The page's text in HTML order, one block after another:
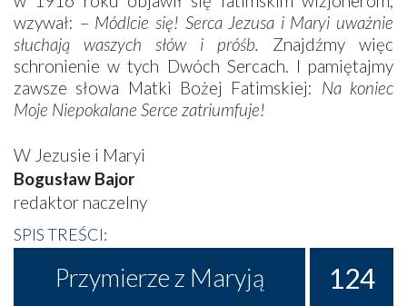
wzywał: – Módlcie się! Serca Jezusa i Maryi uważnie
słuchają waszych słów i próśb. Znajdźmy więc
schronienie w tych Dwóch Sercach. I pamiętajmy
zawsze słowa Matki Bożej Fatimskiej: Na koniec
Moje Niepokalane Serce zatriumfuje!
W Jezusie i Maryi
Bogusław Bajor
redaktor naczelny
SPIS TREŚCI:
Przymierze z Maryją 124